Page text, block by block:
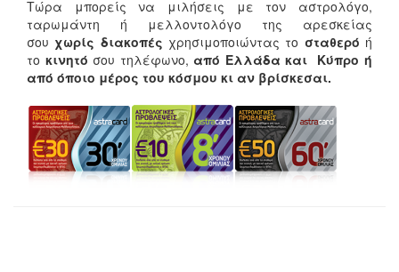
Τώρα μπορείς να μιλήσεις με τον αστρολόγο,
ταρωμάντη ή μελλοντολόγο της αρεσκείας
σου χωρίς διακοπές χρησιμοποιώντας το σταθερό ή
το κινητό σου τηλέφωνο,από Ελλάδα και Κύπρο ή
από όποιο μέρος του κόσμου κι αν βρίσκεσαι.